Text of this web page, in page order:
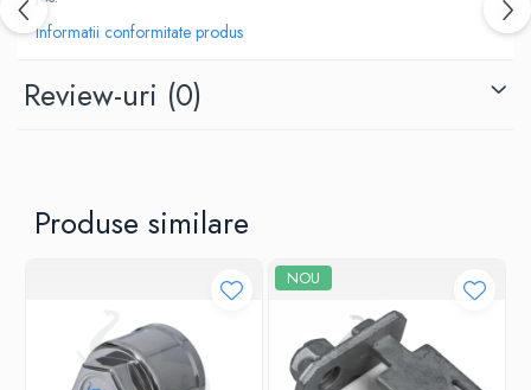
Informatii conformitate produs
Review-uri (0)
Produse similare
NOU